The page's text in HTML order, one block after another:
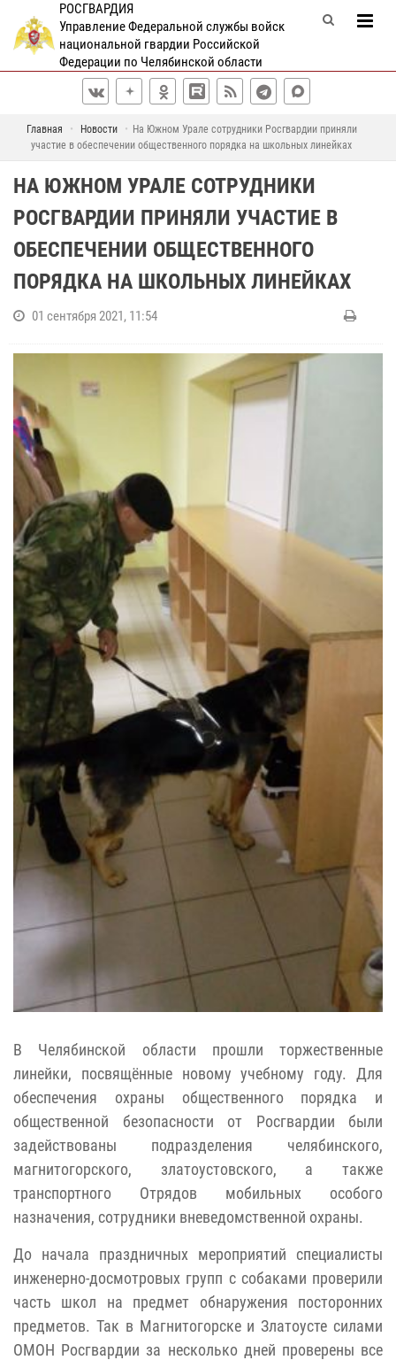
РОСГВАРДИЯ
Управление Федеральной службы войск
национальной гвардии Российской
Федерации по Челябинской области
Главная Новости
На Южном Урале сотрудники Росгвардии приняли
участие в обеспечении общественного порядка на школьных линейках
НА ЮЖНОМ УРАЛЕ СОТРУДНИКИ
РОСГВАРДИИ ПРИНЯЛИ УЧАСТИЕ В
ОБЕСПЕЧЕНИИ ОБЩЕСТВЕННОГО
ПОРЯДКА НА ШКОЛЬНЫХ ЛИНЕЙКАХ
01 сентября 2021, 11:54
В Челябинской области прошли торжественные
линейки, посвящённые новому учебному году. Для
обеспечения охраны общественного порядка и
общественной безопасности от Росгвардии были
задействованы подразделения челябинского,
магнитогорского, златоустовского, а также
транспортного Отрядов мобильных особого
назначения, сотрудники вневедомственной охраны.
До начала праздничных мероприятий специалисты
инженерно-досмотровых групп с собаками проверили
часть школ на предмет обнаружения посторонних
предметов. Так в Магнитогорске и Златоусте силами
ОМОН Росгвардии за несколько дней проверены все